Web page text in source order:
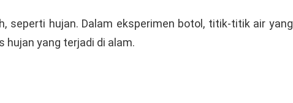
seperti hujan. Dalam eksperimen botol, titik-titik air yang
hujan yang terjadi di alam.